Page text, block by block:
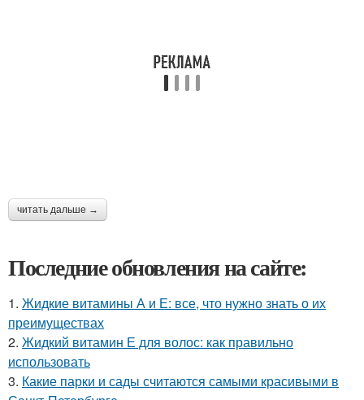
читать дальше →
Последние обновления на сайте:
1. Жидкие витамины А и Е: все, что нужно знать о их
преимуществах
2. Жидкий витамин Е для волос: как правильно
использовать
3. Какие парки и сады считаются самыми красивыми в